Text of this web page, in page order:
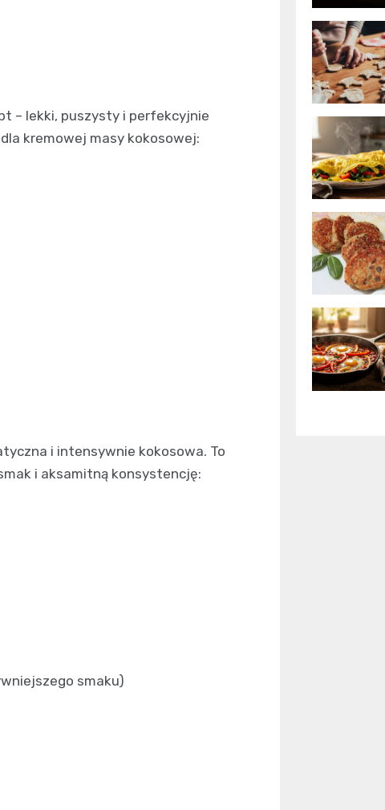
– lekki, puszysty i perfekcyjnie
kremowej masy kokosowej:
i intensywnie kokosowa. To
i aksamitną konsystencję:
smaku)